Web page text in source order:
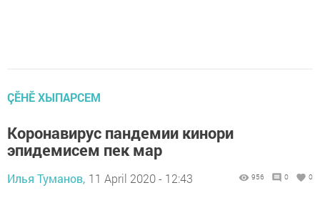
ÇӖНӖ ХЫПАРСЕМ
Коронавирус пандемии кинори
эпидемисем пек мар
Илья Туманов, 11 April 2020 - 12:43 956 0 0